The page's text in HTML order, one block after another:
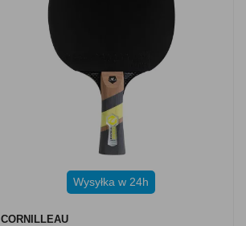
Wysyłka w 24h
CORNILLEAU